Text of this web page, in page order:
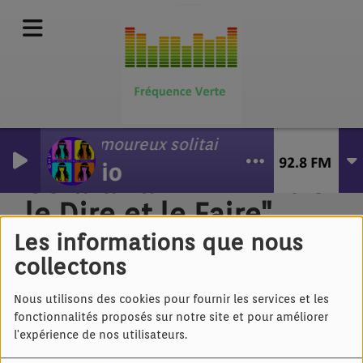
Les informations que nous
collectons
Nous utilisons des cookies pour fournir les services et les
fonctionnalités proposés sur notre site et pour améliorer
l'expérience de nos utilisateurs.
Amoureux solitaires
Lio
Gérard Lanvin - "Entre
le Dire et le Faire"
(feat. Johnny
Gallagher)